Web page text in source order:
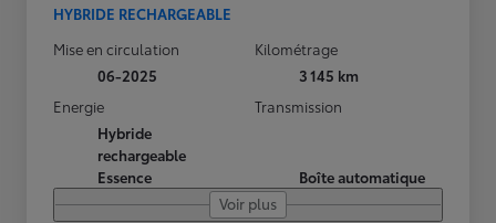
HYBRIDE RECHARGEABLE
Mise en circulation
06-2025
Kilométrage
3 145 km
Energie
Hybride
rechargeable
Essence
Transmission
Boîte automatique
Voir plus